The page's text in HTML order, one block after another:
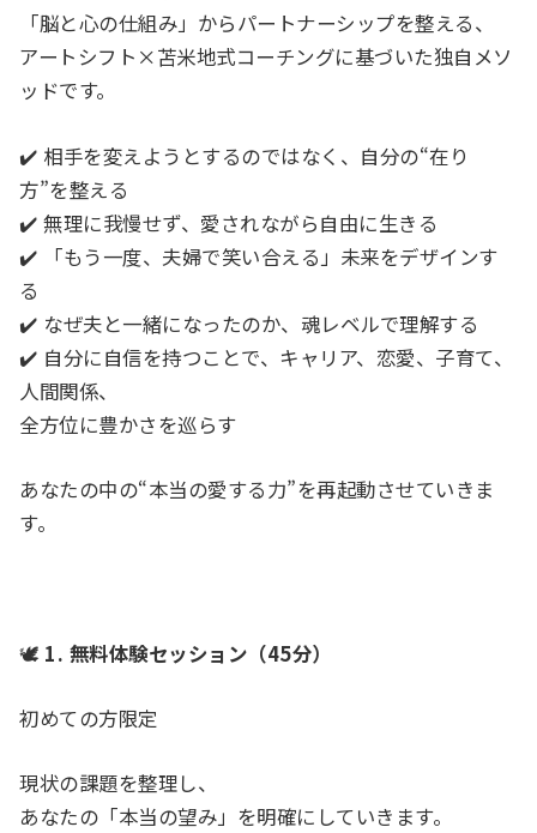
「脳と心の仕組み」からパートナーシップを整える、
アートシフト×苫米地式コーチングに基づいた独自メソ
ッドです。
✔️ 相手を変えようとするのではなく、自分の“在り
方”を整える
✔️ 無理に我慢せず、愛されながら自由に生きる
✔️ 「もう一度、夫婦で笑い合える」未来をデザインす
る
✔️ なぜ夫と一緒になったのか、魂レベルで理解する
✔️ 自分に自信を持つことで、キャリア、恋愛、子育て、
人間関係、
全方位に豊かさを巡らす
あなたの中の“本当の愛する力”を再起動させていきま
す。
🕊 1. 無料体験セッション（45分）
初めての方限定
現状の課題を整理し、
あなたの「本当の望み」を明確にしていきます。